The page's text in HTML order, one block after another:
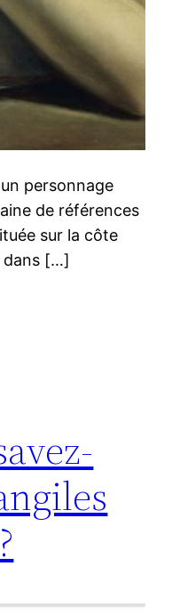
personnage
de références
sur la côte
dans […]